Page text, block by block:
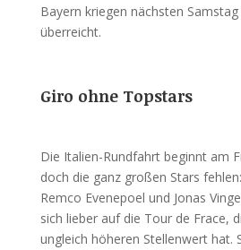
Bayern kriegen nächsten Samstag
überreicht.
Giro ohne Topstars
Die Italien-Rundfahrt beginnt am
doch die ganz großen Stars
Remco Evenepoel und Jonas
sich lieber auf die Tour de Frace,
ungleich höheren Stellenwert hat.